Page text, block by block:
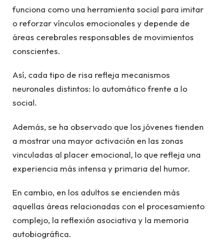
funciona como una herramienta social para imitar
o reforzar vínculos emocionales y depende de
áreas cerebrales responsables de movimientos
conscientes.
Así, cada tipo de risa refleja mecanismos
neuronales distintos: lo automático frente a lo
social.
Además, se ha observado que los jóvenes tienden
a mostrar una mayor activación en las zonas
vinculadas al placer emocional, lo que refleja una
experiencia más intensa y primaria del humor.
En cambio, en los adultos se encienden más
aquellas áreas relacionadas con el procesamiento
complejo, la reflexión asociativa y la memoria
autobiográfica.